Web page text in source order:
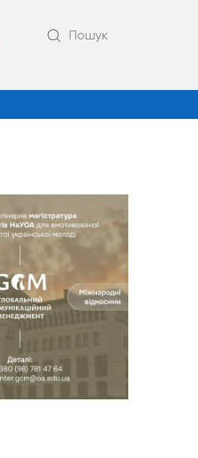
Пошук